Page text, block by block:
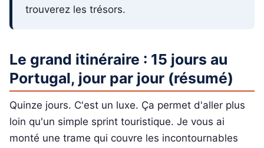
trouverez les trésors.
Le grand itinéraire : 15 jours au
Portugal, jour par jour (résumé)
Quinze jours. C'est un luxe. Ça permet d'aller plus
loin qu'un simple sprint touristique. Je vous ai
monté une trame qui couvre les incontournables